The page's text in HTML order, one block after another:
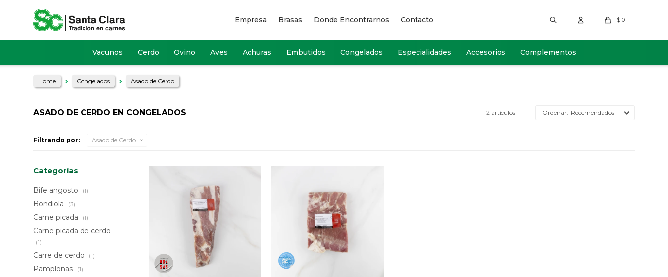
Vacunos Cerdo Ovino Aves Achuras Embutidos Congelados Especialidades Accesorios Complementos
$ 0
Empresa Brasas Donde Encontrarnos Contacto
Home Congelados Asado de Cerdo
ASADO DE CERDO EN CONGELADOS 2 artículos Recomendados
Filtrando por: Asado de Cerdo
Categorías
Bife angosto (1)
Bondiola (3)
Carne picada (1)
Carne picada de cerdo
(1)
Carre de cerdo (1)
Pamplonas (1)